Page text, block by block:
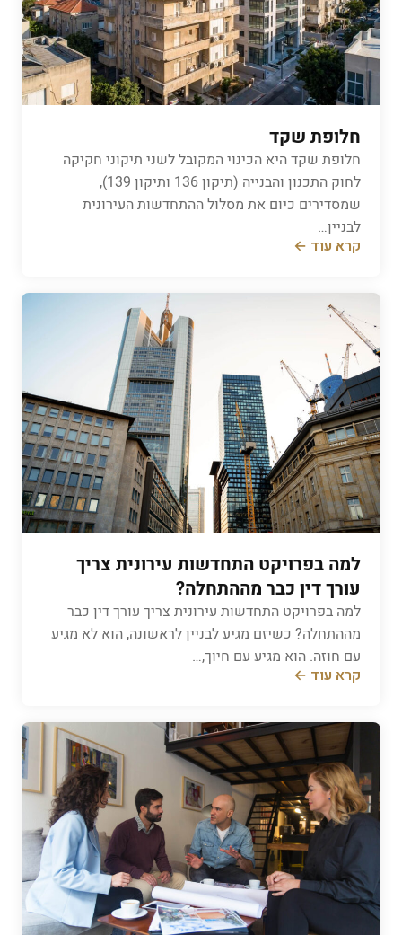
חלופת שקד
חלופת שקד היא הכינוי המקובל לשני תיקוני חקיקה
לחוק התכנון והבנייה (תיקון 136 ותיקון 139),
שמסדירים כיום את מסלול ההתחדשות העירונית
לבניין…
קרא עוד ←
למה בפרויקט התחדשות עירונית צריך
עורך דין כבר מההתחלה?
למה בפרויקט התחדשות עירונית צריך עורך דין כבר
מההתחלה? כשיזם מגיע לבניין לראשונה, הוא לא מגיע
עם חוזה. הוא מגיע עם חיוך,…
קרא עוד ←